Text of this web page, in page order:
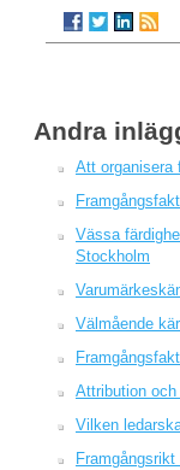
Andra
Att organisera
Vässa
Stockholm
Välmående
Attribution och
Vilken